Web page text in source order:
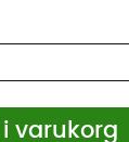
i varukorg
smalbenen